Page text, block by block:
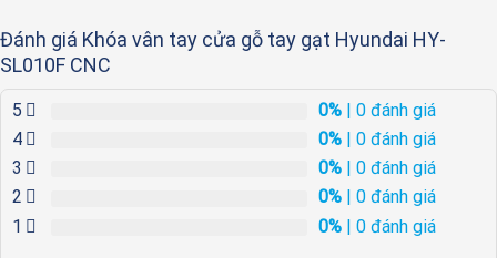
Đánh giá Khóa vân tay cửa gỗ tay gạt Hyundai HY-
SL010F CNC
5 0% | 0 đánh giá
4
0% | 0 đánh giá
3
0% | 0 đánh giá
2
0% | 0 đánh giá
1
0% | 0 đánh giá